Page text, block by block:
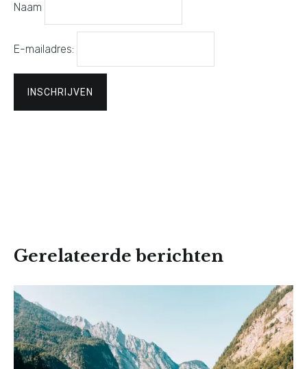
Naam
E-mailadres:
Gerelateerde berichten